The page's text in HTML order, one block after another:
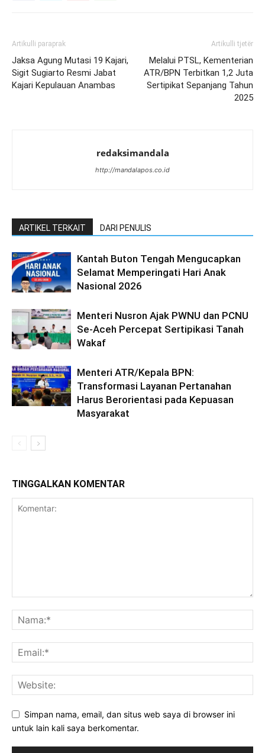
Artikulli paraprak
Jaksa Agung Mutasi 19 Kajari,
Sigit Sugiarto Resmi Jabat
Kajari Kepulauan Anambas
Artikulli tjetër
Melalui PTSL, Kementerian
ATR/BPN Terbitkan 1,2 Juta
Sertipikat Sepanjang Tahun
2025
redaksimandala
http://mandalapos.co.id
ARTIKEL TERKAIT DARI PENULIS
Kantah Buton Tengah Mengucapkan
Selamat Memperingati Hari Anak
Nasional 2026
Menteri Nusron Ajak PWNU dan PCNU
Se-Aceh Percepat Sertipikasi Tanah
Wakaf
Menteri ATR/Kepala BPN:
Transformasi Layanan Pertanahan
Harus Berorientasi pada Kepuasan
Masyarakat
TINGGALKAN KOMENTAR
Simpan nama, email, dan situs web saya di browser ini
untuk lain kali saya berkomentar.